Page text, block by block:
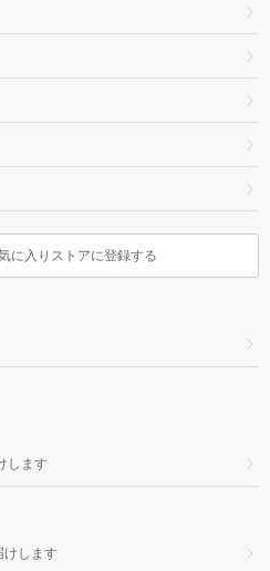
に入りストアに登録する
します
けします